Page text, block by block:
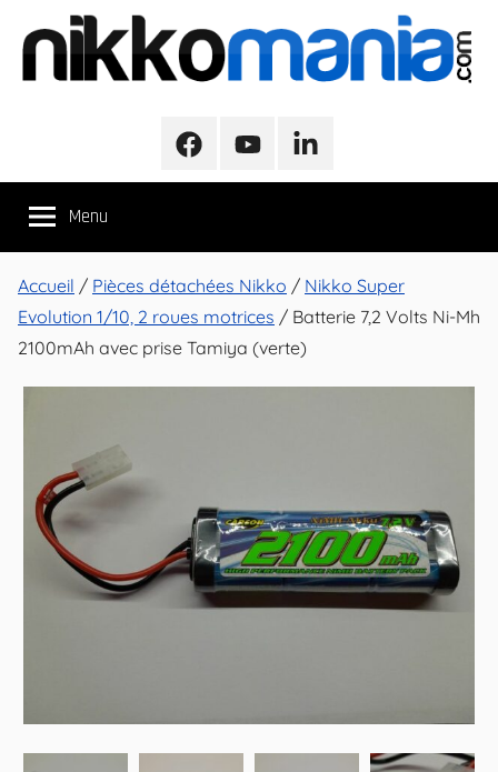
contenu
NikkoMania
Véhicules
Nikko
Evo
Pro-
FacebookYoutubeLinkedIn
Menu
Accueil / Pièces détachées Nikko / Nikko Super
Evolution 1/10, 2 roues motrices / Batterie 7,2 Volts Ni-Mh
2100mAh avec prise Tamiya (verte)